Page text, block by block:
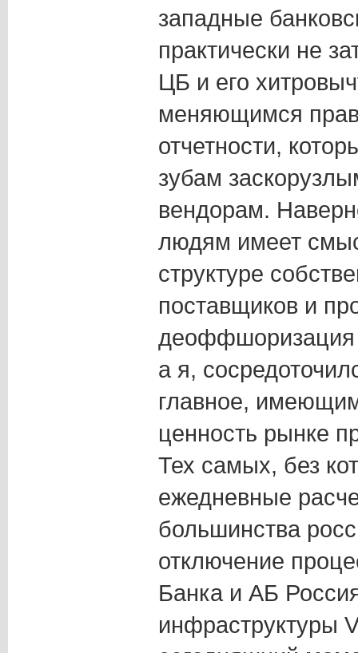
западные
практически не
ЦБ и его
меняющимся
отчетности,
зубам
вендорам.
людям имеет
структуре
поставщиков и
деоффшоризация
а я,
главное,
ценность рынке
Тех самых, без
ежедневные
большинства
отключение
Банка и АБ
инфраструктуры